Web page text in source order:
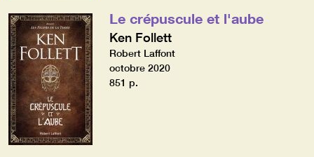
Le crépuscule et l'aube
Ken Follett
Robert Laffont
octobre 2020
851 p.